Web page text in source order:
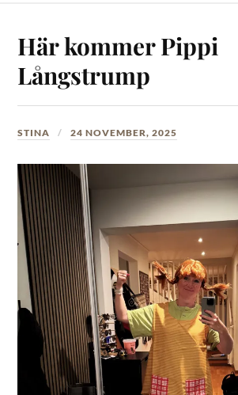
Här kommer Pippi
Långstrump
STINA 24 NOVEMBER, 2025